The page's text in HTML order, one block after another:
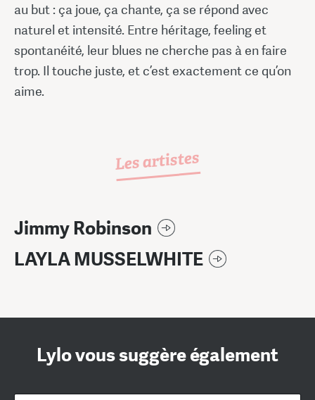
au but : ça joue, ça chante, ça se répond avec
naturel et intensité. Entre héritage, feeling et
spontanéité, leur blues ne cherche pas à en faire
trop. Il touche juste, et c’est exactement ce qu’on
aime.
Les artistes
Jimmy Robinson
LAYLA MUSSELWHITE
Lylo vous suggère également